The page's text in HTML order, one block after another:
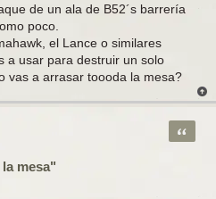
de un ala de B52´s barrería
poco.
el Lance o similares
a usar para destruir un solo
vas a arrasar toooda la mesa?
mesa"
Citar